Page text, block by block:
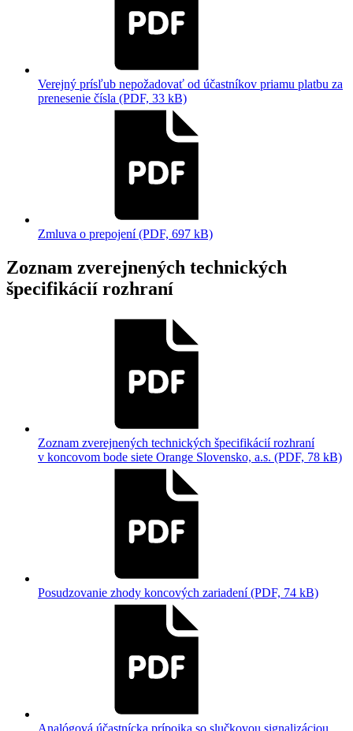
Verejný prísľub nepožadovať od účastníkov priamu platbu za
prenesenie čísla (PDF, 33 kB)
Zmluva o prepojení (PDF, 697 kB)
Zoznam zverejnených technických
špecifikácií rozhraní
Zoznam zverejnených technických špecifikácií rozhraní
v koncovom bode siete Orange Slovensko, a.s. (PDF, 78 kB)
Posudzovanie zhody koncových zariadení (PDF, 74 kB)